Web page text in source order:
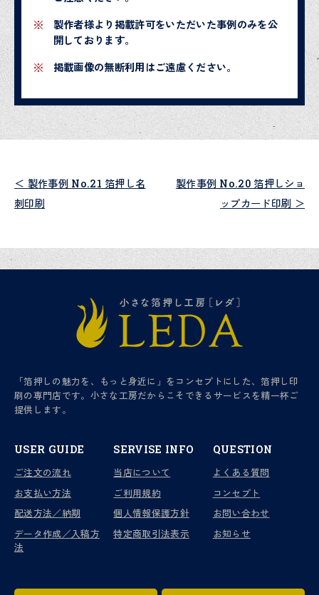
製作者様より掲載許可をいただいた事例のみを公
開しております。
掲載画像の無断利用はご遠慮ください。
＜ 製作事例 No.21 箔押し名
刺印刷
製作事例 No.20 箔押しショ
ップカード印刷 ＞
「箔押しの魅力を、もっと身近に」をコンセプトにした、箔押し印
刷の専門店です。小さな工房だからこそできるサービスを精一杯ご
提供します。
USER GUIDE
ご注文の流れ
お支払い方法
配送方法／納期
データ作成／入稿方
法
SERVISE INFO
当店について
ご利用規約
個人情報保護方針
特定商取引法表示
QUESTION
よくある質問
コンセプト
お問い合わせ
お知らせ